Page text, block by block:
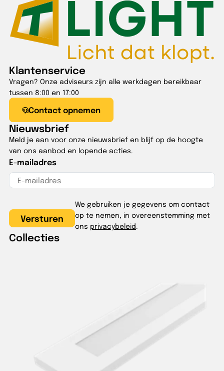
Klantenservice
Vragen? Onze adviseurs zijn alle werkdagen bereikbaar
tussen 8:00 en 17:00
Contact opnemen
Nieuwsbrief
Meld je aan voor onze nieuwsbrief en blijf op de hoogte
van ons aanbod en lopende acties.
E-mailadres
We gebruiken je gegevens om contact
op te nemen, in overeenstemming met
ons privacybeleid.
Collecties